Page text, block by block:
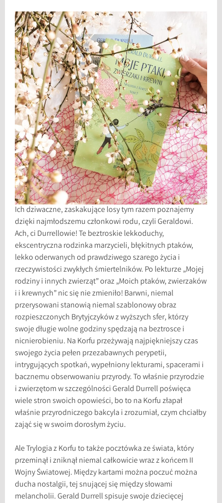
Ich dziwaczne, zaskakujące losy tym razem poznajemy
dzięki najmłodszemu członkowi rodu, czyli Geraldowi.
Ach, ci Durrellowie! Te beztroskie lekkoduchy,
ekscentryczna rodzinka marzycieli, błękitnych ptaków,
lekko oderwanych od prawdziwego szarego życia i
rzeczywistości zwykłych śmiertelników. Po lekturze „Mojej
rodziny i innych zwierząt” oraz „Moich ptaków, zwierzaków
i i krewnych” nic się nie zmieniło! Barwni, niemal
przerysowani stanowią niemal szablonowy obraz
rozpieszczonych Brytyjczyków z wyższych sfer, którzy
swoje długie wolne godziny spędzają na beztrosce i
nicnierobieniu. Na Korfu przeżywają najpiękniejszy czas
swojego życia pełen przezabawnych perypetii,
intrygujących spotkań, wypełniony lekturami, spacerami i
bacznemu obserwowaniu przyrody. To właśnie przyrodzie
i zwierzętom w szczególności Gerald Durrell poświęca
wiele stron swoich opowieści, bo to na Korfu złapał
właśnie przyrodniczego bakcyla i zrozumiał, czym chciałby
zająć się w swoim dorosłym życiu.
Ale Trylogia z Korfu to także pocztówka ze świata, który
przeminął i zniknął niemal całkowicie wraz z końcem II
Wojny Światowej. Między kartami można poczuć można
ducha nostalgii, tej snującej się między słowami
melancholii. Gerald Durrell spisuje swoje dziecięcej